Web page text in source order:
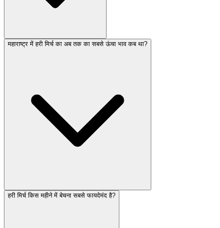
महाराष्ट्र में हरी मिर्च का अब तक का सबसे ऊंचा भाव कब था?
हरी मिर्च किस महीने में बेचना सबसे फायदेमंद है?